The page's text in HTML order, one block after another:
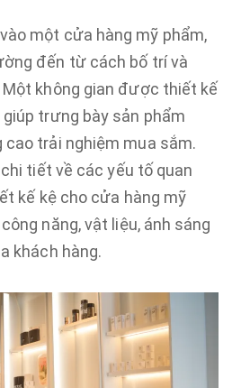
một cửa hàng mỹ phẩm,
đến từ cách bố trí và
không gian được thiết kế
trưng bày sản phẩm
cao trải nghiệm mua sắm.
tiết về các yếu tố quan
kế kệ cho cửa hàng mỹ
năng, vật liệu, ánh sáng
khách hàng.